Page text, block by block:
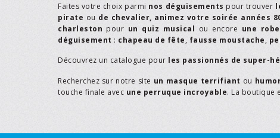
Faites votre choix parmi nos déguisements pour trouver
pirate ou de chevalier, animez votre soirée années
charleston pour un quiz musical ou encore une
déguisement : chapeau de fête, fausse moustache,
Découvrez un catalogue pour les passionnés de super-
Recherchez sur notre site un masque terrifiant ou
touche finale avec une perruque incroyable. La boutique